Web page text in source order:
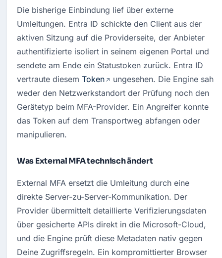
Die bisherige Einbindung lief über externe
Umleitungen. Entra ID schickte den Client aus der
aktiven Sitzung auf die Providerseite, der Anbieter
authentifizierte isoliert in seinem eigenen Portal und
sendete am Ende ein Statustoken zurück. Entra ID
vertraute diesem Token
ungesehen. Die Engine sah
weder den Netzwerkstandort der Prüfung noch den
Gerätetyp beim MFA-Provider. Ein Angreifer konnte
das Token auf dem Transportweg abfangen oder
manipulieren.
Was External MFA technisch ändert
External MFA ersetzt die Umleitung durch eine
direkte Server-zu-Server-Kommunikation. Der
Provider übermittelt detaillierte Verifizierungsdaten
über gesicherte APIs direkt in die Microsoft-Cloud,
und die Engine prüft diese Metadaten nativ gegen
Deine Zugriffsregeln. Ein kompromittierter Browser